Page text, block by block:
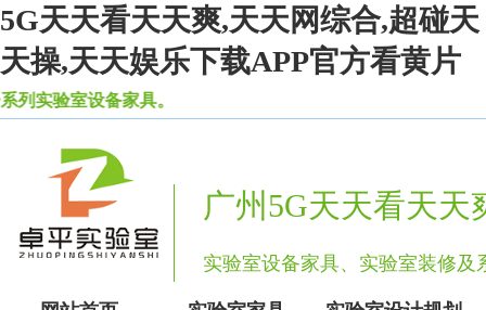
5G天天看天天爽,天天网综合,超碰天
天操,天天娱乐下载APP官方看黄片
室设备家具。
广州5G天天看天
实验室设备家具、实验室装修